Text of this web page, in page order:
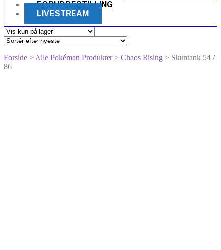
FORUDBESTILLING
LIVESTREAM
Forside > Alle Pokémon Produkter> Chaos Rising > Skuntank 54 /
86